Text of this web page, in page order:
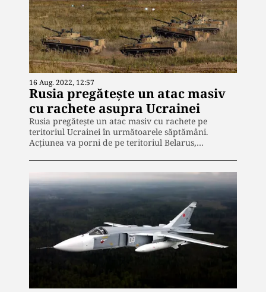
16 Aug. 2022, 12:57
Rusia pregătește un atac masiv
cu rachete asupra Ucrainei
Rusia pregătește un atac masiv cu rachete pe
teritoriul Ucrainei în următoarele săptămâni.
Acțiunea va porni de pe teritoriul Belarus,…